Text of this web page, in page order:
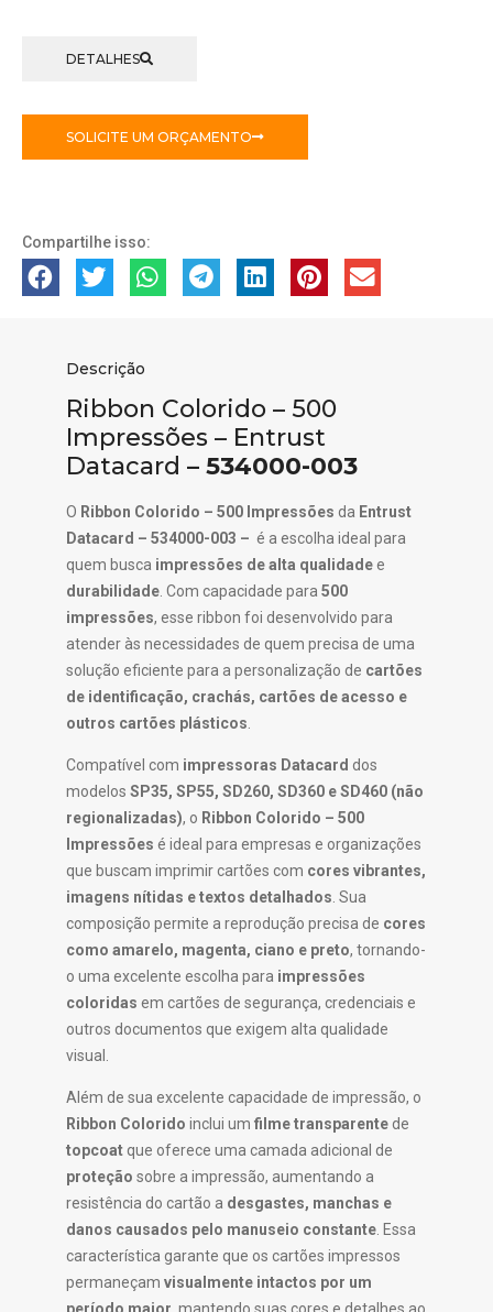
DETALHES
SOLICITE UM ORÇAMENTO
Compartilhe isso:
Descrição
Ribbon Colorido – 500
Impressões – Entrust
Datacard – 534000-003
O Ribbon Colorido – 500 Impressões da Entrust
Datacard – 534000-003 – é a escolha ideal para
quem busca impressões de alta qualidadee
durabilidade . Com capacidade para 500
impressões, esse ribbon foi desenvolvido para
atender às necessidades de quem precisa de uma
solução eficiente para a personalização de cartões
de identificação, crachás, cartões de acesso e
outros cartões plásticos
Compatível com impressoras Datacard dos
modelos SP35, SP55, SD260, SD360 e SD460 (não
regionalizadas), o Ribbon Colorido – 500
Impressões é ideal para empresas e organizações
que buscam imprimir cartões com cores vibrantes,
imagens nítidas e textos detalhados . Sua
composição permite a reprodução precisa de cores
como amarelo, magenta, ciano e preto, tornando-
o uma excelente escolha para impressões
coloridas em cartões de segurança, credenciais e
outros documentos que exigem alta qualidade
visual.
Além de sua excelente capacidade de impressão, o
Ribbon Colorido inclui um filme transparente de
topcoat que oferece uma camada adicional de
proteção sobre a impressão, aumentando a
resistência do cartão a desgastes, manchas e
danos causados pelo manuseio constante. Essa
característica garante que os cartões impressos
permaneçam visualmente intactos por um